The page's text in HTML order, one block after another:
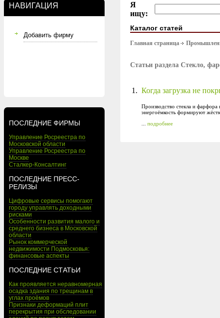
НАВИГАЦИЯ
Добавить фирму
ПОСЛЕДНИЕ ФИРМЫ
Управление Росреестра по
Московской области
Управление Росреестра по
Москве
Сталкер-Консалтинг
ПОСЛЕДНИЕ ПРЕСС-
РЕЛИЗЫ
Цифровые сервисы помогают
городу управлять доходными
рисками
Особенности развития малого и
среднего бизнеса в Московской
области
Рынок коммерческой
недвижимости Подмосковья:
финансовые аспекты
ПОСЛЕДНИЕ СТАТЬИ
Как проявляется неравномерная
осадка здания по трещинам в
углах проёмов
Признаки деформаций плит
перекрытия при обследовании
Я
ищу:
Каталог статей
Главная страница
Статьи раздела Стекло,
1. Когда загрузка не
Производство стекла и фарфора
энергоёмкость формируют
подробнее